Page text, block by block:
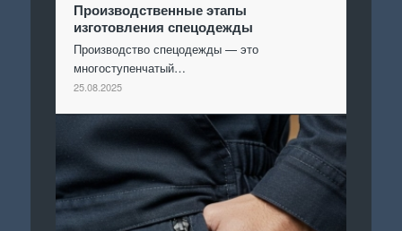
Производственные этапы
изготовления спецодежды
Производство спецодежды — это
многоступенчатый…
25.08.2025